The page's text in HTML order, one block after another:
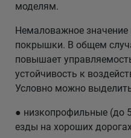
моделям.
Немаловажное
покрышки. В общем
повышает
устойчивость к
Условно можно
● низкопрофильные (до
езды на хороших